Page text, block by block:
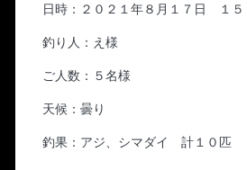
日時：２０２１年８月１７日 １５
釣り人：え様
ご人数：５名様
天候：曇り
釣果：アジ、シマダイ 計１０匹